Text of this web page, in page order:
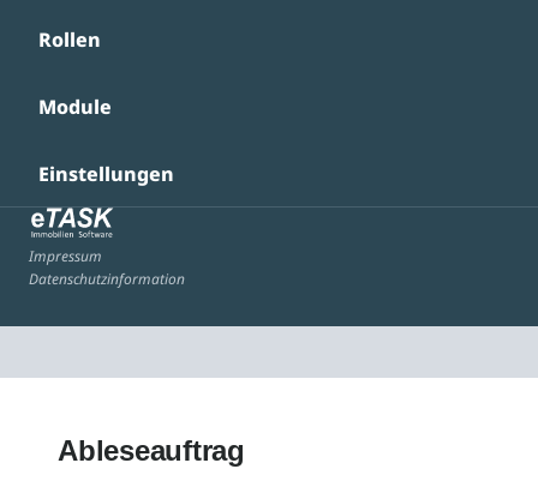
Rollen
Module
Einstellungen
Impressum
Datenschutzinformation
Ableseauftrag